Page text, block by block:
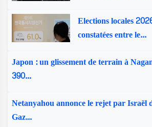
Elections locales
constatées entre le...
Japon : un glissement de terrain à
390...
Netanyahou annonce le rejet par Israël
Gaz...